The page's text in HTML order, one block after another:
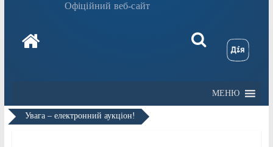
Офіційний веб-сайт
МЕНЮ
Увага – електронний аукціон!